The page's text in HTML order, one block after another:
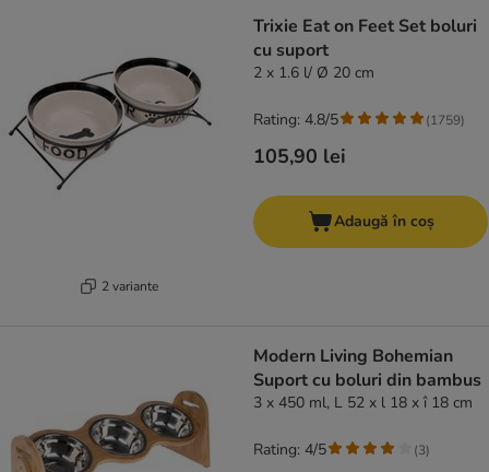
2 variante
Trixie Eat on Feet Set boluri
cu suport
2 x 1.6 l/ Ø 20 cm
105,90 lei
Rating: 4.8/5 (1759)
Adaugă în coș
Modern Living Bohemian
Suport cu boluri din bambus
3 x 450 ml, L 52 x l 18 x î 18 cm
Rating: 4/5 (3)